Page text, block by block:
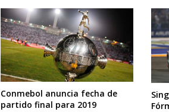
Conmebol anuncia fecha de
partido final para 2019